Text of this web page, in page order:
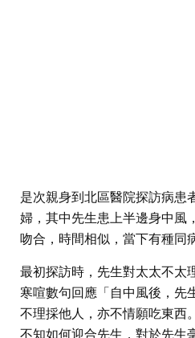
是次親身到北區醫院探訪病患
婦，其中先生患上半邊身中風
吻合，時間相似，當下有種同
最初探訪時，先生對太太不太
寒喧數句回應「自中風後，先
不理採他人，亦不情願吃東西
不知如何迎合先生，對於先生